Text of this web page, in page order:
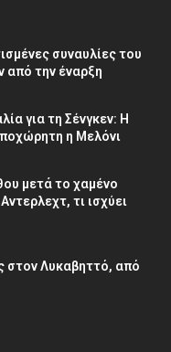
συναυλίες του
από την έναρξη
για τη Σένγκεν: Η
η Μελόνι
μετά το χαμένο
τι ισχύει
στον Λυκαβηττό, από